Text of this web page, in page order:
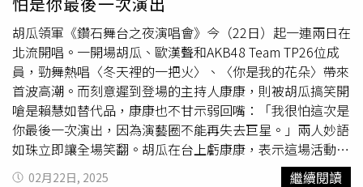
合推動永續生態政策，逐步實現「從館內推進到館外」的共
生理念，讓水族館成為整座城市生態教育與生物保育的核心
節點。Xpark在法規與制度配合方面，通過農業部動物展演
管理辦法特優等級認證，展現對動物福利與展演透明度的高
度重視，並獲得台灣經濟部、台灣海洋委員會海洋保育署頒
發兩獎項肯定。此外，與海委會及在地小學合作推行「大手
牽小手」海洋教育教學專案，更陸續與國立臺灣海洋大學、
中山大學、輔仁大學等高教機構及新北市政府，進行海洋生
態研究、人才培育等合作共構。透過這些努力，Xpark期勉
樹苗活動，希望從一株樹苗開始擴大影響力，鼓勵人人加入
植樹行列，家家從事綠藝美化，一同打造更美好的生活環
境。活動資訊及指定站點可上台灣中油全球資訊網
（https://www.cpc.com.tw/News_Content.aspx?
n=30&sms=8967&s=110810）查詢。「台灣中油綠行動 愛
你愛我（2025）愛地球」贈樹苗活動！邀您一起打造綠色
永續環境。(圖片提供／台灣中油)
胡瓜領軍《鑽石舞台之夜演唱會》今（22日）起一連兩日在
北流開唱。一開場胡瓜、歐漢聲和AKB48 Team TP26位成
員，勁舞熱唱〈冬天裡的一把火〉、〈你是我的花朵〉帶來
首波高潮。而刻意遲到登場的主持人康康，則被胡瓜搞笑開
嗆是賴慧如替代品，康康也不甘示弱回嘴：「我很怕這次是
你最後一次演出，因為演藝圈不能再失去巨星。」兩人妙語
如珠立即讓全場笑翻。胡瓜在台上虧康康，表示這場活動是
公益演出，為何要當成自己的演唱會？康康則反問胡瓜：
02月22日, 2025 繼續閱讀